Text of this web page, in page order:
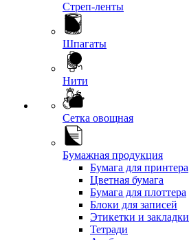
Стреп-ленты
Шпагаты
Нити
Сетка овощная
Бумажная продукция
Бумага для принтера
Цветная бумага
Бумага для плоттера
Блоки для записей
Этикетки и закладки
Тетради